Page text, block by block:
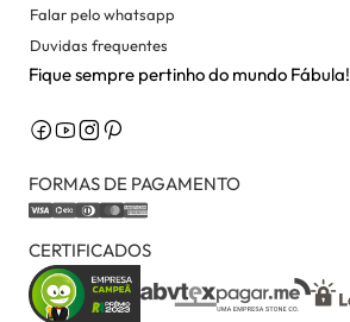
Falar pelo whatsapp
Duvidas frequentes
Fique sempre pertinho do mundo Fábula!
FORMAS DE PAGAMENTO
CERTIFICADOS